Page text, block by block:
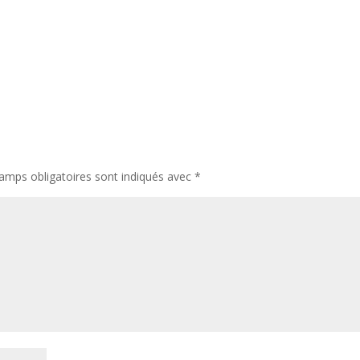
obligatoires sont indiqués avec*